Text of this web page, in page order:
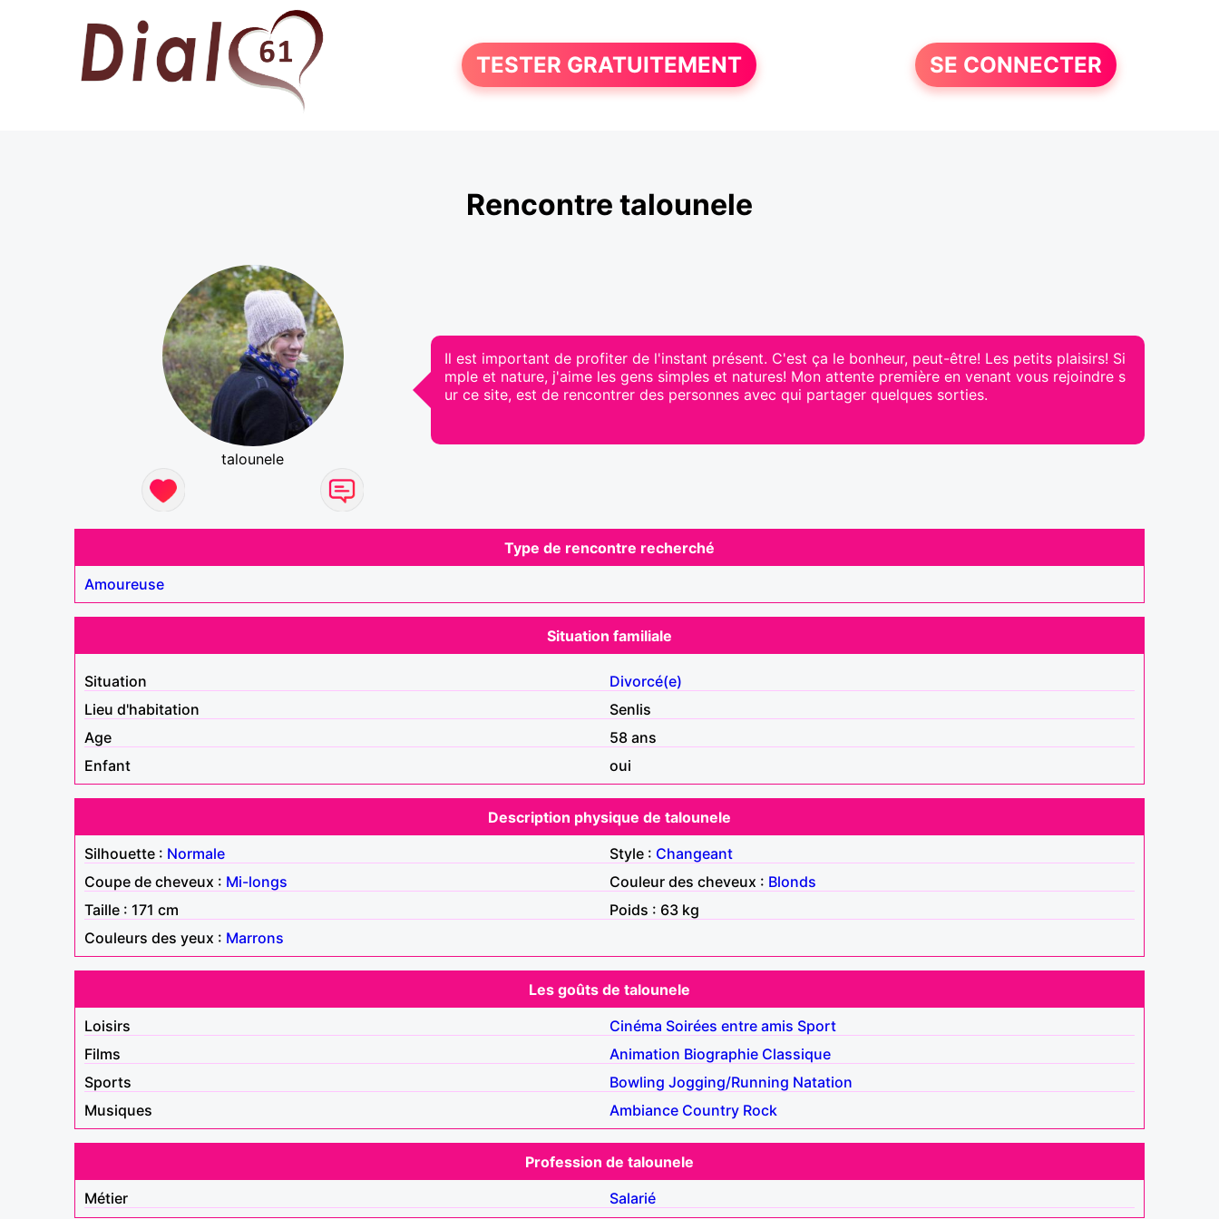
TESTER GRATUITEMENT SE CONNECTER
Rencontre talounele
talounele
Il est important de profiter de l'instant présent. C'est ça le bonheur, peut-être! Les petits plaisirs! Si
mple et nature, j'aime les gens simples et natures! Mon attente première en venant vous rejoindre s
ur ce site, est de rencontrer des personnes avec qui partager quelques sorties.
Type de rencontre recherché
Amoureuse
Situation familiale
Situation
Divorcé(e)
Lieu d'habitation
Senlis
Age
58 ans
Enfant
oui
Description physique de talounele
Silhouette : Normale Style : Changeant
Coupe de cheveux : Mi-longs Couleur des cheveux : Blonds
Taille : 171 cm
Poids : 63 kg
Couleurs des yeux : Marrons
Les goûts de talounele
Loisirs
Cinéma Soirées entre amis Sport
Films
Animation Biographie Classique
Sports
Bowling Jogging/Running Natation
Musiques
Ambiance Country Rock
Profession de talounele
Métier
Salarié